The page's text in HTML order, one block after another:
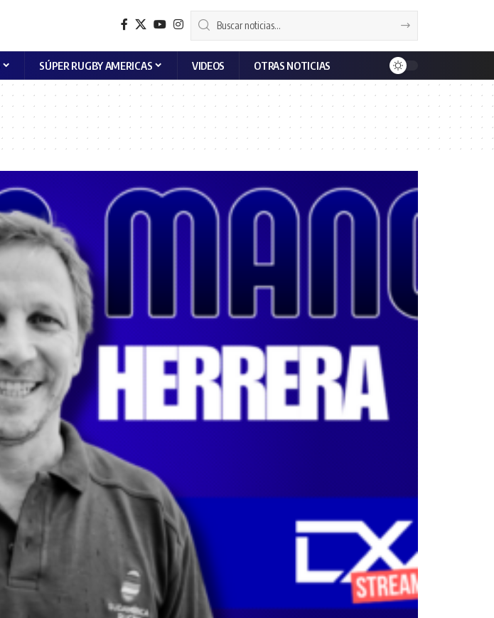
SÚPER RUGBY AMERICAS VIDEOS OTRAS NOTICIAS